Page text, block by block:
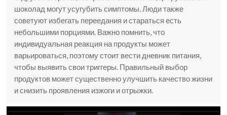
шоколад могут усугубить симптомы. Люди также
советуют избегать переедания и стараться есть
небольшими порциями. Важно помнить, что
индивидуальная реакция на продукты может
варьироваться, поэтому стоит вести дневник питания,
чтобы выявить свои триггеры. Правильный выбор
продуктов может существенно улучшить качество жизни
и снизить проявления изжоги и отрыжки.